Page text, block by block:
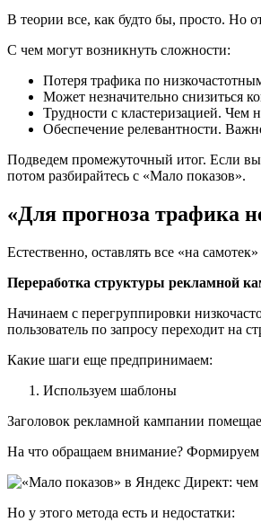
В теории все, как будто бы, просто. Но
С чем могут возникнуть сложности:
Потеря трафика по
Может незначительно снизиться
Трудности с кластеризацией. Чем
Обеспечение релевантности.
Подведем промежуточный итог. Если вы
потом разбирайтесь с «Мало показов».
«Для прогноза трафика
Естественно, оставлять все «на
Переработка структуры рекламной
Начинаем с перегруппировки
пользователь по запросу переходит на
Какие шаги еще предпринимаем:
Используем шаблоны
Заголовок рекламной кампании
На что обращаем внимание? Формируем
Но у этого метода есть и недостатки: